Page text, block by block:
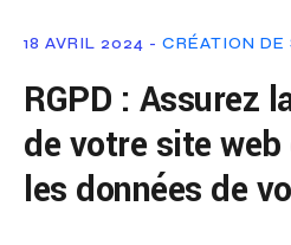
18 AVRIL 2024 - CRÉATION DE
RGPD : Assurez
de votre site
les données de